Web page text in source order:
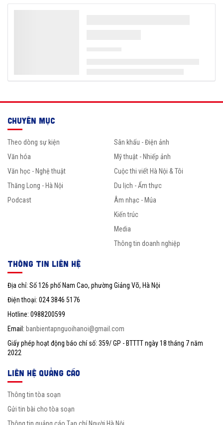
CHUYÊN MỤC
Theo dòng sự kiện
Văn hóa
Văn học - Nghệ thuật
Thăng Long - Hà Nội
Podcast
Sân khấu - Điện ảnh
Mỹ thuật - Nhiếp ảnh
Cuộc thi viết Hà Nội & Tôi
Du lịch - Ẩm thực
Âm nhạc - Múa
Kiến trúc
Media
Thông tin doanh nghiệp
THÔNG TIN LIÊN HỆ
Địa chỉ: Số 126 phố Nam Cao, phường Giảng Võ, Hà Nội
Điện thoại: 024 3846 5176
Hotline: 0988200599
Email: banbientapnguoihanoi@gmail.com
Giấy phép hoạt động báo chí số: 359/ GP - BTTTT ngày 18 tháng 7 năm
2022
LIÊN HỆ QUẢNG CÁO
Thông tin tòa soạn
Gửi tin bài cho tòa soạn